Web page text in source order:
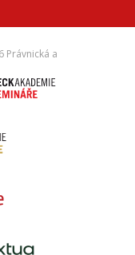
Právnická a